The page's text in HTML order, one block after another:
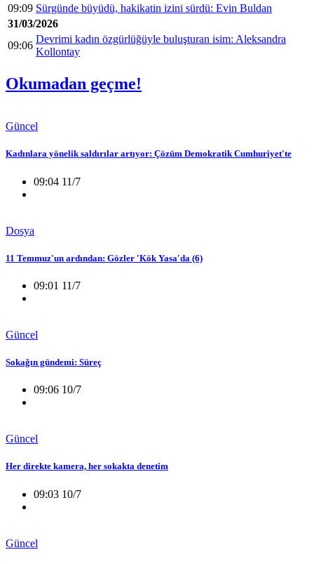
09:09 Sürgünde büyüdü, hakikatin izini sürdü: Evin Buldan
31/03/2026
09:06
Devrimi kadın özgürlüğüyle buluşturan isim: Aleksandra
Kollontay
Okumadan geçme!
Güncel
Kadınlara yönelik saldırılar artıyor: Çözüm Demokratik Cumhuriyet'te
09:04 11/7
Dosya
11 Temmuz'un ardından: Gözler 'Kök Yasa'da (6)
09:01 11/7
Güncel
Sokağın gündemi: Süreç
09:06 10/7
Güncel
Her direkte kamera, her sokakta denetim
09:03 10/7
Güncel